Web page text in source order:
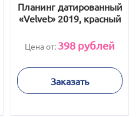
Планинг датированный
«Velvet» 2019, красный
Цена от: 398 рублей
Заказать